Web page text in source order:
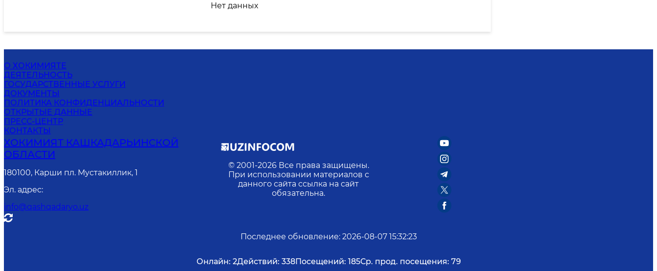
Нет данных
О ХОКИМИЯТЕ
ДЕЯТЕЛЬНОСТЬ
ГОСУДАРСТВЕННЫЕ УСЛУГИ
ДОКУМЕНТЫ
ПОЛИТИКА КОНФИДЕНЦИАЛЬНОСТИ
ОТКРЫТЫЕ ДАННЫЕ
ПРЕСС-ЦЕНТР
КОНТАКТЫ
ХОКИМИЯТ КАШКАДАРЬИНСКОЙ
ОБЛАСТИ
180100, Карши пл. Мустакиллик, 1
Эл. адрес:
info@qashqadaryo.uz
© 2001-2026 Все права защищены.
При использовании материалов с
данного сайта ссылка на сайт
обязательна.
Последнее обновление: 2026-08-07 15:32:23
Онлайн: 2Действий: 338Посещений: 185Ср. прод. посещения: 79